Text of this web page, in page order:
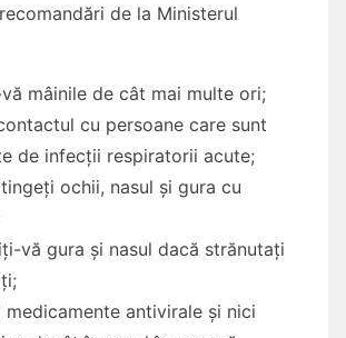
de la Ministerul
mâinile de cât mai multe ori;
cu persoane care sunt
de infecții respiratorii acute;
ochii, nasul și gura cu
vă gura și nasul dacă strănutați
medicamente antivirale și nici